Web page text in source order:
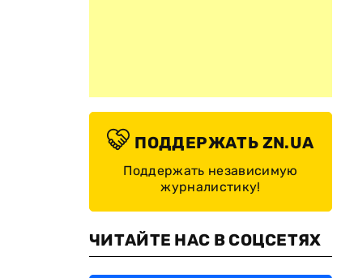
ПОДДЕРЖАТЬ ZN.UA
Поддержать независимую
журналистику!
ЧИТАЙТЕ НАС В СОЦСЕТЯХ